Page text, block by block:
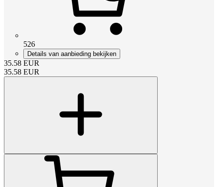
526
Details van aanbieding bekijken
35.58 EUR
35.58 EUR